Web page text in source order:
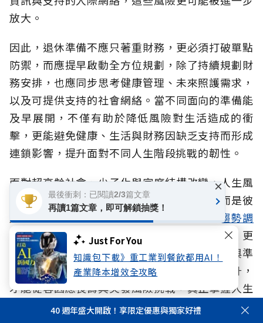
Just For You
知識包下載》重工業到餐飲都用AI！
產業降本增效全攻略
放大。
因此，退休準備不應只著重財務，更必須打破單點
防禦，而應提早啟動全方位規劃，除了持續規劃財
務安排，也應同步思考健康管理、未來照護需求，
以及可提供支持的社會網絡。當不同面向的準備能
及早展開，不僅有助於降低風險對生活造成的衝
擊，更能避免健康、生活與財務因缺乏支持而形成
連鎖影響，提升面對不同人生階段挑戰的韌性。
面對超高齡社會、少子化與家庭結構改變，人生風
險早已不是生理、心理、財務的單一課題，而是彼
此交織的整體挑戰。本次《2026人生風險趨勢調
查報告》提醒我們，除了落實保障與財務規劃，更
重要的是及早辨識風險、建立完整的社會支持與準
備能力。當風險意識、退休準備與行動同步提升，
才能從容因應長壽與突發風險挑戰，真正掌握人生
主導權。40 週年盛大開啟！享限定優惠與獨家好禮
最後衝刺：已閱讀2/3篇文章
再讀1篇文章，即可解鎖抽獎！
×